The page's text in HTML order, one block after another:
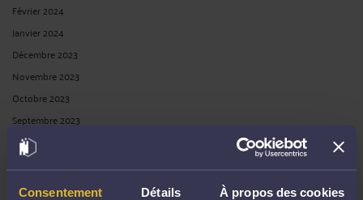
Consentement Détails À propos des cookies
Février 2024
Janvier 2024
Décembre 2023
Novembre 2023
Octobre 2023
Septembre 2023
Août 2023
Juillet 2023
Juin 2023